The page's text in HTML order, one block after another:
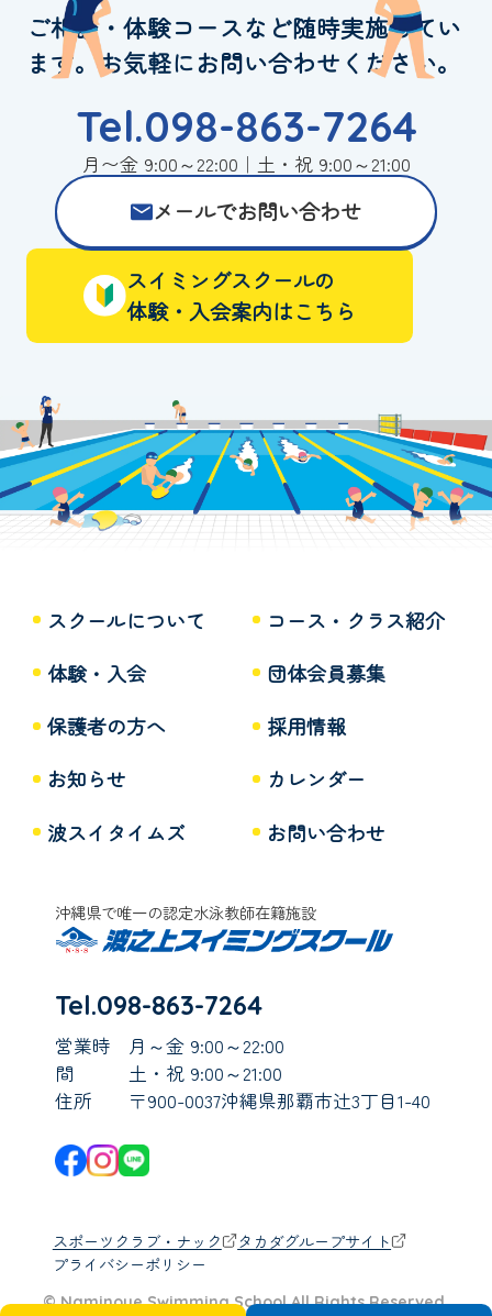
ご相談・体験コースなど随時実施してい
ます。お気軽にお問い合わせください。
Tel.098-863-7264
月〜金 9:00～22:00｜土・祝 9:00～21:00
メールでお問い合わせ
スイミングスクールの
体験・入会案内はこちら
スクールについて
コース・クラス紹介
体験・入会
団体会員募集
保護者の方へ
採用情報
お知らせ
カレンダー
波スイタイムズ
お問い合わせ
沖縄県で唯一の認定水泳教師在籍施設
Tel.098-863-7264
営業時
間
月～金 9:00～22:00
土・祝 9:00～21:00
住所
〒900-0037沖縄県那覇市辻3丁目1-40
スポーツクラブ・ナック
タカダグループサイト
プライバシーポリシー
© Naminoue Swimming School All Rights Reserved.